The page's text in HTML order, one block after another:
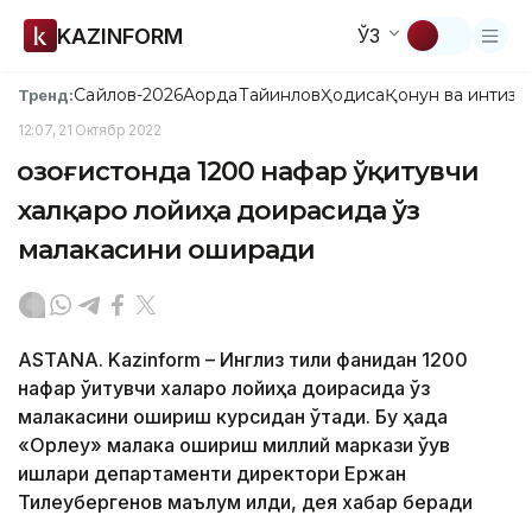
KAZINFORM ЎЗ
Тренд:Сайлов-2026АқордаТайинловҲодисаҚонун ва
12:07, 21 Октябр 2022
Қозоғистонда 1200 нафар ўқитувчи
халқаро лойиҳа доирасида ўз
малакасини оширади
ASTANA. Kazinform – Инглиз тили фанидан 1200
нафар ўқитувчи халқаро лойиҳа доирасида ўз
малакасини ошириш курсидан ўтади. Бу ҳақда
«Орлеу» малака ошириш миллий маркази ўқув
ишлари департаменти директори Ержан
Тилеубергенов маълум қилди, дея хабар беради